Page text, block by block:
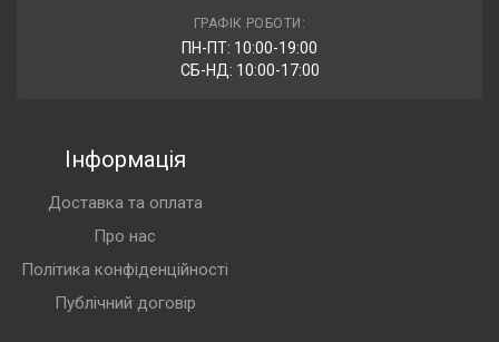
ГРАФІК РОБОТИ:
ПН-ПТ: 10:00-19:00
СБ-НД: 10:00-17:00
Інформація
Доставка та оплата
Про нас
Політика конфіденційності
Публічний договір